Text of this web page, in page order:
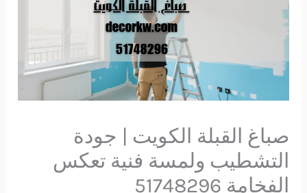
صباغ القبلة الكويت | جودة
التشطيب ولمسة فنية تعكس
الفخامة 51748296